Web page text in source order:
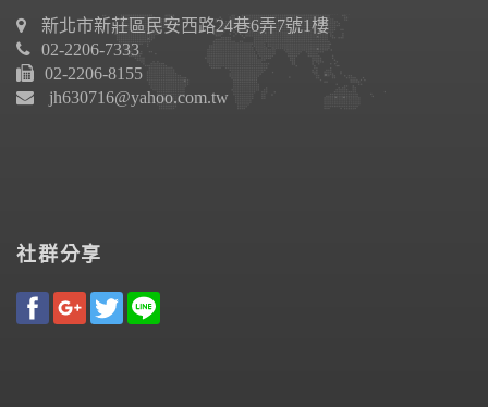
新北市新莊區民安西路24巷6弄7號1樓
02-2206-7333
02-2206-8155
jh630716@yahoo.com.tw
社群分享